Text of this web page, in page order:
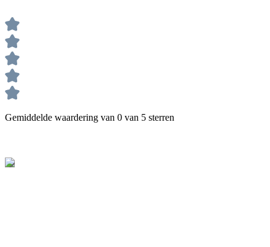
Gemiddelde waardering van 0 van 5 sterren